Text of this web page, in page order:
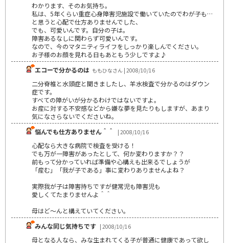
わかります、そのお気持ち。
私は、5年くらい重症心身障害児施設で働いていたのでわが子も…
と思うと心配で仕方ありませんでした、
でも、可愛いんです。自分の子は。
障害あるなしに関わらず可愛いんです。
なので、今のマタニティライフをしっかり楽しんでください。
お子様のお顔を見れる日もあともう少しですよ♪
エコーで分かるのは ももひなさん | 2008/10/16
二分脊椎と水頭症と聞きましたし、羊水検査で分かるのはダウン
症です。
すべての障がいが分かるわけではないですよ。
お産に対する不安感などから嫌な夢を見たりもしますが、あまり
気になさらないでくださいね。
悩んでも仕方ありません＾＾
| 2008/10/16
心配なら大きな病院で検査を受ける！
でも万が一障害があったとして、何か変わりますか？？
前もって分かっていれば準備や心構えも出来るでしょうが
「産む」「我が子である」事に変わりありませんよね？
実際我が子は障害持ちですが健常児も障害児も
愛しくてたまりませんよ＾＾
母はど～んと構えていてください。
みんな同じ気持ちです | 2008/10/16
母となる人なら、みな生まれてくる子が普通に健康であって欲し